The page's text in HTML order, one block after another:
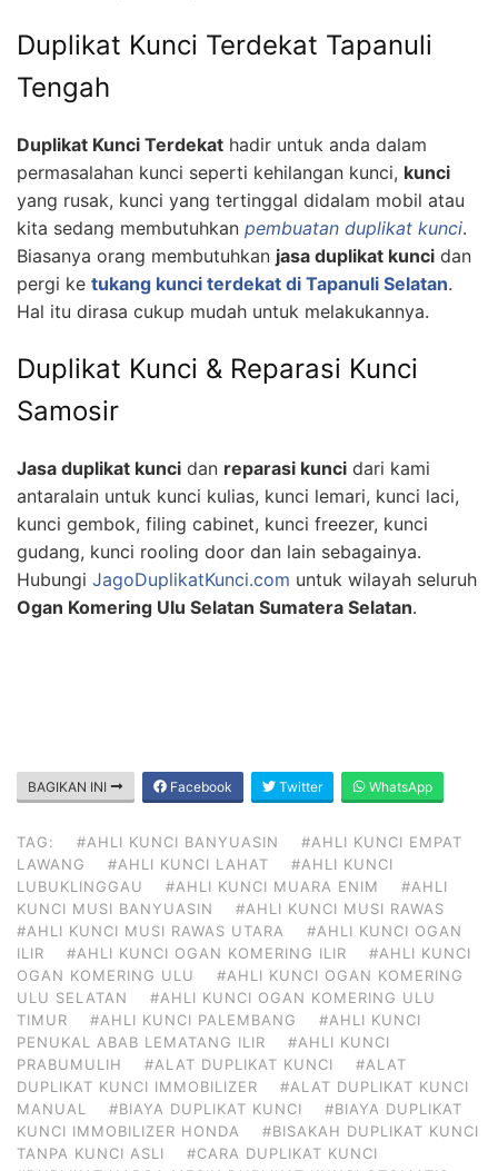
Duplikat Kunci Terdekat Tapanuli
Tengah
Duplikat Kunci Terdekat hadir untuk anda dalam
permasalahan kunci seperti kehilangan kunci, kunci
yang rusak, kunci yang tertinggal didalam mobil atau
kita sedang membutuhkan pembuatan duplikat kunci.
Biasanya orang membutuhkan jasa duplikat kunci dan
pergi ke tukang kunci terdekat di Tapanuli Selatan.
Hal itu dirasa cukup mudah untuk melakukannya.
Duplikat Kunci & Reparasi Kunci
Samosir
Jasa duplikat kunci dan reparasi kunci dari kami
antaralain untuk kunci kulias, kunci lemari, kunci laci,
kunci gembok, filing cabinet, kunci freezer, kunci
gudang, kunci rooling door dan lain sebagainya.
Hubungi JagoDuplikatKunci.com untuk wilayah seluruh
Ogan Komering Ulu Selatan Sumatera Selatan.
BAGIKAN INI Facebook Twitter WhatsApp
TAG: #AHLI KUNCI BANYUASIN
#AHLI KUNCI EMPAT
LAWANG
#AHLI KUNCI LAHAT
#AHLI KUNCI
LUBUKLINGGAU
#AHLI KUNCI MUARA ENIM
#AHLI
KUNCI MUSI BANYUASIN
#AHLI KUNCI MUSI RAWAS
#AHLI KUNCI MUSI RAWAS UTARA
#AHLI KUNCI OGAN
ILIR
#AHLI KUNCI OGAN KOMERING ILIR
#AHLI KUNCI
OGAN KOMERING ULU
#AHLI KUNCI OGAN KOMERING
ULU SELATAN
#AHLI KUNCI OGAN KOMERING ULU
TIMUR
#AHLI KUNCI PALEMBANG
#AHLI KUNCI
PENUKAL ABAB LEMATANG ILIR
#AHLI KUNCI
PRABUMULIH
#ALAT DUPLIKAT KUNCI
#ALAT
DUPLIKAT KUNCI IMMOBILIZER
#ALAT DUPLIKAT KUNCI
MANUAL
#BIAYA DUPLIKAT KUNCI
#BIAYA DUPLIKAT
KUNCI IMMOBILIZER HONDA
#BISAKAH DUPLIKAT KUNCI
TANPA KUNCI ASLI
#CARA DUPLIKAT KUNCI